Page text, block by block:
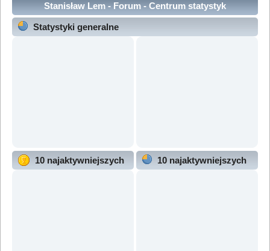
Stanisław Lem - Forum - Centrum statystyk
Statystyki generalne
10 najaktywniejszych
10 najaktywniejszych